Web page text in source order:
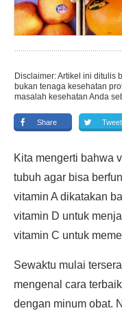
Disclaimer: Artikel ini ditulis
bukan tenaga kesehatan
masalah kesehatan Anda
Share Tweet
Kita mengerti bahwa
tubuh agar bisa
vitamin A dikatakan
vitamin D untuk
vitamin C untuk
Sewaktu mulai
mengenal cara
dengan minum obat.